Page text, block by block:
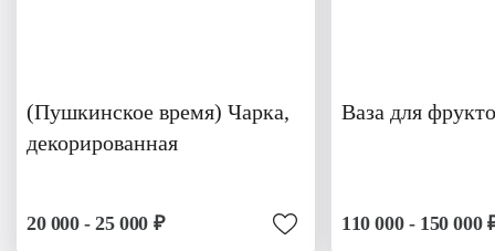
(Пушкинское время) Чарка,
декорированная
20 000 - 25 000 ₽
Ваза для
110 000 - 150 000